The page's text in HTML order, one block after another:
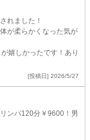
れました！
が柔らかくなった気が
嬉しかったです！あり
[投稿日] 2026/5/27
ンパ120分￥9600！男